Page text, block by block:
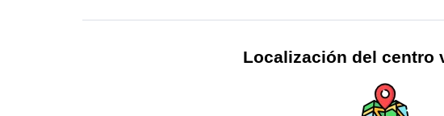
Localización del centro